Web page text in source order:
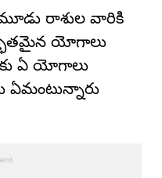
మూడు రాశుల వారికి
యోగాలు
ఏ యోగాలు
ఏమంటున్నారు